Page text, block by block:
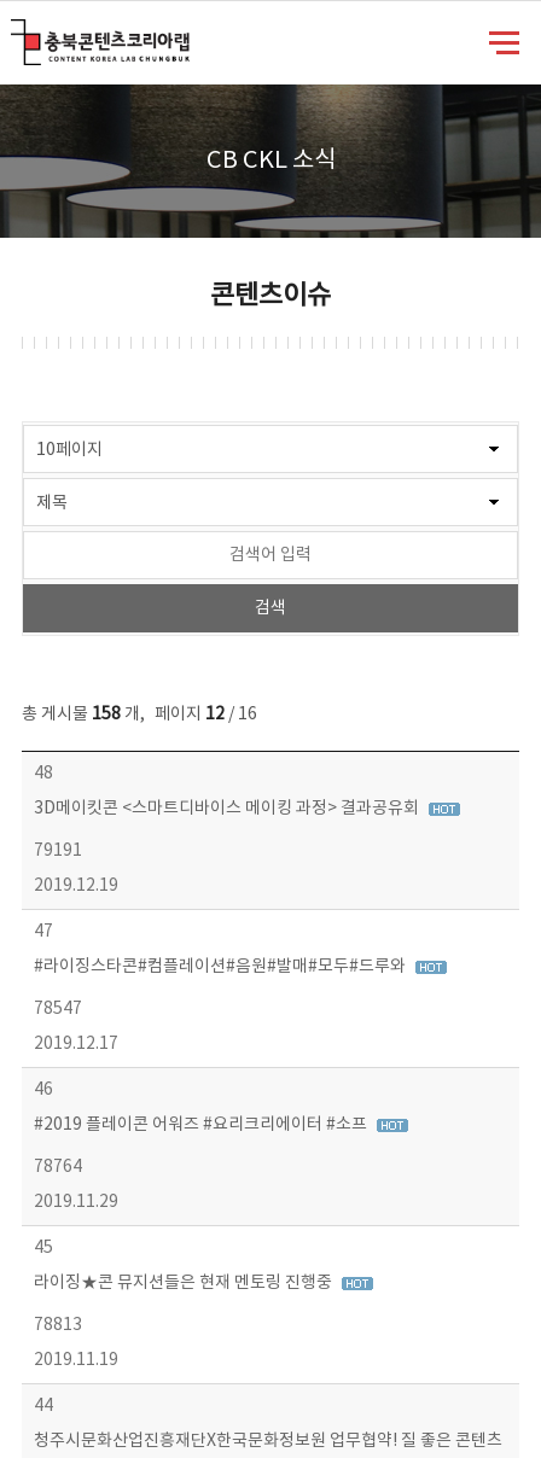
CB CKL 소식
콘텐츠이슈
총 게시물 158개, 페이지 12/ 16
콘텐츠이슈 목록 - 번호, 제목, 작성자, 파일, 조회수, 작성일 정보 제공
48
3D메이킷콘 <스마트디바이스 메이킹 과정> 결과공유회
79191
2019.12.19
47
#라이징스타콘#컴플레이션#음원#발매#모두#드루와
78547
2019.12.17
46
#2019 플레이콘 어워즈 #요리크리에이터 #소프
78764
2019.11.29
45
라이징★콘 뮤지션들은 현재 멘토링 진행중
78813
2019.11.19
44
청주시문화산업진흥재단X한국문화정보원 업무협약! 질 좋은 콘텐츠